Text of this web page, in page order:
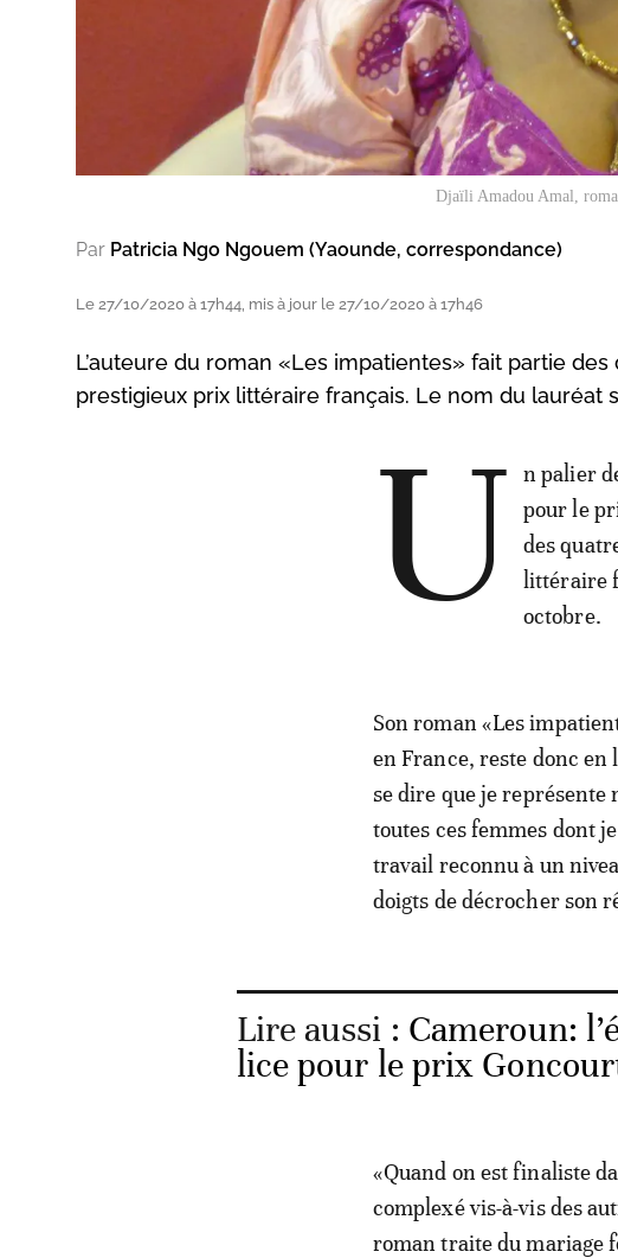
Djaïli Amadou Amal,
Par Patricia Ngo Ngouem (Yaounde, correspondance)
Le 27/10/2020 à 17h44, mis à jour le 27/10/2020 à 17h46
L’auteure du roman «Les impatientes» fait partie
prestigieux prix littéraire français. Le nom du lauréat
U
n palier
pour le
des
littéraire
octobre.
Son roman «Les
en France, reste donc en
se dire que je représente
toutes ces femmes dont
travail reconnu à un
doigts de décrocher son
Lire aussi : Cameroun:
lice pour le prix
«Quand on est finaliste
complexé vis-à-vis des
roman traite du mariage